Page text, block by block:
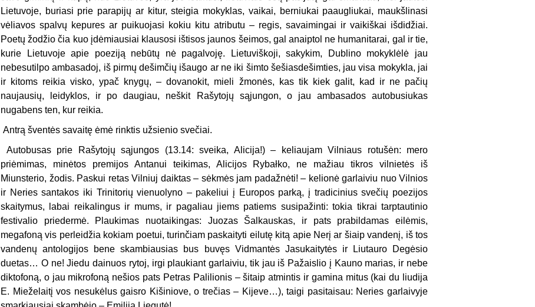
Lietuvoje, buriasi prie parapijų ar kitur, steigia mokyklas, vaikai, berniukai paaugliukai, maukšlinasi
vėliavos spalvų kepures ar puikuojasi kokiu kitu atributu – regis, savaimingai ir vaikiškai išdidžiai.
Poetų žodžio čia kuo įdėmiausiai klausosi ištisos jaunos šeimos, gal anaiptol ne humanitarai, gal ir tie,
kurie Lietuvoje apie poeziją nebūtų nė pagalvoję. Lietuviškoji, sakykim, Dublino mokyklėlė jau
nebesutilpo ambasadoj, iš pirmų dešimčių išaugo ar ne iki šimto šešiasdešimties, jau visa mokykla, jai
ir kitoms reikia visko, ypač knygų, – dovanokit, mieli žmonės, kas tik kiek galit, kad ir ne pačių
naujausių, leidyklos, ir po daugiau, neškit Rašytojų sąjungon, o jau ambasados autobusiukas
nugabens ten, kur reikia.
Antrą šventės savaitę ėmė rinktis užsienio svečiai.
Autobusas prie Rašytojų sąjungos (13.14: sveika, Alicija!) – keliaujam Vilniaus rotušėn: mero
priėmimas, minėtos premijos Antanui teikimas, Alicijos Rybałko, ne mažiau tikros vilnietės iš
Miunsterio, žodis. Paskui retas Vilniuj daiktas – sėkmės jam padažnėti! – kelionė garlaiviu nuo Vilnios
ir Neries santakos iki Trinitorių vienuolyno – pakeliui į Europos parką, į tradicinius svečių poezijos
skaitymus, labai reikalingus ir mums, ir pagaliau jiems patiems susipažinti: tokia tikrai tarptautinio
festivalio priedermė. Plaukimas nuotaikingas: Juozas Šalkauskas, ir pats prabildamas eilėmis,
megafoną vis perleidžia kokiam poetui, turinčiam paskaityti eilutę kitą apie Nerį ar šiaip vandenį, iš tos
vandenų antologijos bene skambiausias bus buvęs Vidmantės Jasukaitytės ir Liutauro Degėsio
duetas… O ne! Jiedu dainuos rytoj, irgi plaukiant garlaiviu, tik jau iš Pažaislio į Kauno marias, ir nebe
diktofoną, o jau mikrofoną nešios pats Petras Palilionis – šitaip atmintis ir gamina mitus (kai du liudija
E. Mieželaitį vos nesukėlus gaisro Kišiniove, o trečias – Kijeve…), taigi pasitaisau: Neries garlaivyje